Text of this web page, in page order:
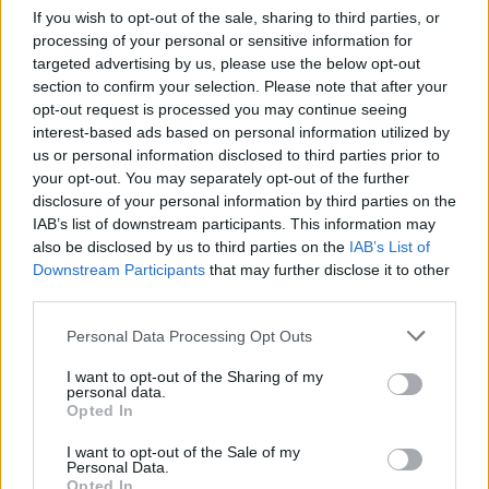
If you wish to opt-out of the sale, sharing to third parties, or
processing of your personal or sensitive information for
targeted advertising by us, please use the below opt-out
section to confirm your selection. Please note that after your
opt-out request is processed you may continue seeing
interest-based ads based on personal information utilized by
us or personal information disclosed to third parties prior to
your opt-out. You may separately opt-out of the further
disclosure of your personal information by third parties on the
IAB’s list of downstream participants. This information may
also be disclosed by us to third parties on the IAB’s List of
Downstream Participants that may further disclose it to other
Please note that this website/app uses one or more Google
not limited to your visit or usage behaviour. You may click to
grant or deny consent to Google and its third-party tags to
use your data for below specified purposes in below Google
consent section.
Personal Data Processing Opt Outs
I want to opt-out of the Sharing of my
personal data.
Opted In
I want to opt-out of the Sale of my
Personal Data.
központi segélykérő telefonszámok listája
1,5 literes ásványvíz- a hidratáláson túl, jól
jöhet, kezet mosni, vagy valamit/valakit
felfrissíteni
tartós élelmiszer - pl. 3-4 müzliszelet jól jöhet,
ha 5-8 órát fogsz rostokolni valahol... majd
hálás leszel érte
bármilyen cukorka- ha esetleg leesne a
vércukor szinted
takaró/törölköző
Melegen tart, és védi az autót, ha koszos holmit
gumi és aláteszed, ha nem tudsz elindulni, de
szerencsére ezt még soha nem kellett
kipróbálnom.
zseblámpa
láthatósági mellény ***
gumicsizma